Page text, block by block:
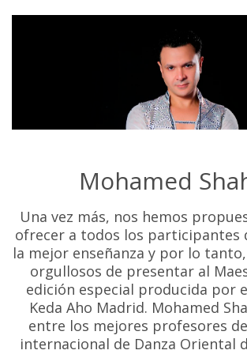
Mohamed
Una vez más, nos hemos
ofrecer a todos los participantes
la mejor enseñanza y por lo
orgullosos de presentar al
edición especial producida por
Keda Aho Madrid. Mohamed
entre los mejores profesores
internacional de Danza Oriental